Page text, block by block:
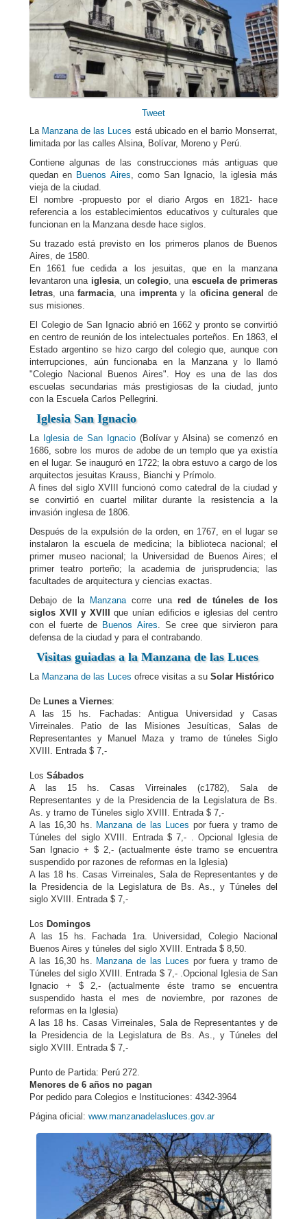
Tweet
La Manzana de las Luces está ubicado en el barrio Monserrat,
limitada por las calles Alsina, Bolívar, Moreno y Perú.
Contiene algunas de las construcciones más antiguas que
quedan en Buenos Aires, como San Ignacio, la iglesia más
vieja de la ciudad.
El nombre -propuesto por el diario Argos en 1821- hace
referencia a los establecimientos educativos y culturales que
funcionan en la Manzana desde hace siglos.
Su trazado está previsto en los primeros planos de Buenos
Aires, de 1580.
En 1661 fue cedida a los jesuitas, que en la manzana
levantaron una iglesia, un colegio, una escuela de primeras
letras, unafarmacia, una imprentay la oficina general de
sus misiones.
El Colegio de San Ignacio abrió en 1662 y pronto se convirtió
en centro de reunión de los intelectuales porteños. En 1863, el
Estado argentino se hizo cargo del colegio que, aunque con
interrupciones, aún funcionaba en la Manzana y lo llamó
"Colegio Nacional Buenos Aires". Hoy es una de las dos
escuelas secundarias más prestigiosas de la ciudad, junto
con la Escuela Carlos Pellegrini.
Iglesia San Ignacio
La Iglesia de San Ignacio(Bolívar y Alsina) se comenzó en
1686, sobre los muros de adobe de un templo que ya existía
en el lugar. Se inauguró en 1722; la obra estuvo a cargo de los
arquitectos jesuitas Krauss, Bianchi y Prímolo.
A fines del siglo XVIII funcionó como catedral de la ciudad y
se convirtió en cuartel militar durante la resistencia a la
invasión inglesa de 1806.
Después de la expulsión de la orden, en 1767, en el lugar se
instalaron la escuela de medicina; la biblioteca nacional; el
primer museo nacional; la Universidad de Buenos Aires; el
primer teatro porteño; la academia de jurisprudencia; las
facultades de arquitectura y ciencias exactas.
Debajo de la Manzanacorre una red de túneles de los
siglos XVII y XVIII
que unían edificios e iglesias del centro
con el fuerte de Buenos Aires. Se cree que sirvieron para
defensa de la ciudad y para el contrabando.
Visitas guiadas a la Manzana de las Luces
La Manzana de las Luces ofrece visitas a su Solar Histórico
De Lunes a Viernes:
A las 15 hs. Fachadas: Antigua Universidad y Casas
Virreinales. Patio de las Misiones Jesuíticas, Salas de
Representantes y Manuel Maza y tramo de túneles Siglo
XVIII. Entrada $ 7,-
Los Sábados
A las 15 hs. Casas Virreinales (c1782), Sala de
Representantes y de la Presidencia de la Legislatura de Bs.
As. y tramo de Túneles siglo XVIII. Entrada $ 7,-
A las 16,30 hs. Manzana de las Luces por fuera y tramo de
Túneles del siglo XVIII. Entrada $ 7,- . Opcional Iglesia de
San Ignacio + $ 2,- (actualmente éste tramo se encuentra
suspendido por razones de reformas en la Iglesia)
A las 18 hs. Casas Virreinales, Sala de Representantes y de
la Presidencia de la Legislatura de Bs. As., y Túneles del
siglo XVIII. Entrada $ 7,-
Los Domingos
A las 15 hs. Fachada 1ra. Universidad, Colegio Nacional
Buenos Aires y túneles del siglo XVIII. Entrada $ 8,50.
A las 16,30 hs. Manzana de las Luces por fuera y tramo de
Túneles del siglo XVIII. Entrada $ 7,- .Opcional Iglesia de San
Ignacio + $ 2,- (actualmente éste tramo se encuentra
suspendido hasta el mes de noviembre, por razones de
reformas en la Iglesia)
A las 18 hs. Casas Virreinales, Sala de Representantes y de
la Presidencia de la Legislatura de Bs. As., y Túneles del
siglo XVIII. Entrada $ 7,-
Punto de Partida: Perú 272.
Menores de 6 años no pagan
Por pedido para Colegios e Instituciones: 4342-3964
Página oficial: www.manzanadelasluces.gov.ar